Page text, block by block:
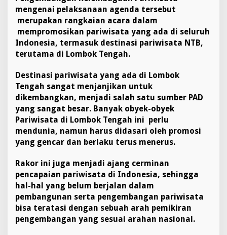
mengenai pelaksanaan agenda tersebut
merupakan rangkaian acara dalam
mempromosikan pariwisata yang ada di seluruh
Indonesia, termasuk destinasi pariwisata NTB,
terutama di Lombok Tengah.
Destinasi pariwisata yang ada di Lombok
Tengah sangat menjanjikan untuk
dikembangkan, menjadi salah satu sumber PAD
yang sangat besar. Banyak obyek-obyek
Pariwisata di Lombok Tengah ini perlu
mendunia, namun harus didasari oleh promosi
yang gencar dan berlaku terus menerus.
Rakor ini juga menjadi ajang cerminan
pencapaian pariwisata di Indonesia, sehingga
hal-hal yang belum berjalan dalam
pembangunan serta pengembangan pariwisata
bisa teratasi dengan sebuah arah pemikiran
pengembangan yang sesuai arahan nasional.